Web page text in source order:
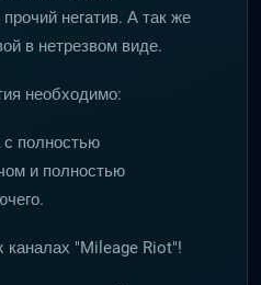
негатив. А так же
в нетрезвом виде.
необходимо:
с полностью
и полностью
каналах "Mileage Riot"!